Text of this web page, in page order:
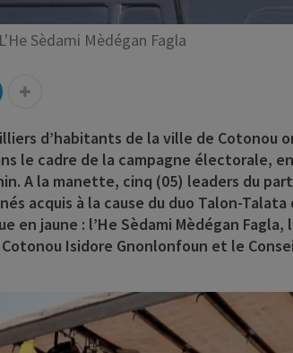
L'He Sèdami Mèdégan Fagla
d’habitants de la ville de Cotonou
le cadre de la campagne électorale,
A la manette, cinq (05) leaders du
acquis à la cause du duo Talon-Talata
jaune : l’He Sèdami Mèdégan Fagla,
Cotonou Isidore Gnonlonfoun et le